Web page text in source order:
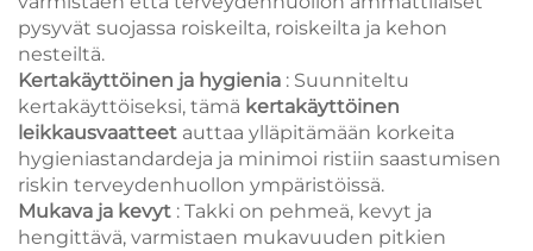
pysyvät suojassa roiskeilta, roiskeilta ja kehon
nesteiltä.
Kertakäyttöinen ja hygienia : Suunniteltu
kertakäyttöiseksi, tämä kertakäyttöinen
leikkausvaatteet auttaa ylläpitämään korkeita
hygieniastandardeja ja minimoi ristiin saastumisen
riskin terveydenhuollon ympäristöissä.
Mukava ja kevyt : Takki on pehmeä, kevyt ja
hengittävä, varmistaen mukavuuden pitkien